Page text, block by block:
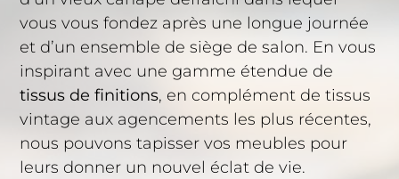
vous vous fondez après une longue journée
et d’un ensemble de siège de salon. En vous
inspirant avec une gamme étendue de
tissus de finitions, en complément de tissus
vintage aux agencements les plus récentes,
nous pouvons tapisser vos meubles pour
leurs donner un nouvel éclat de vie.